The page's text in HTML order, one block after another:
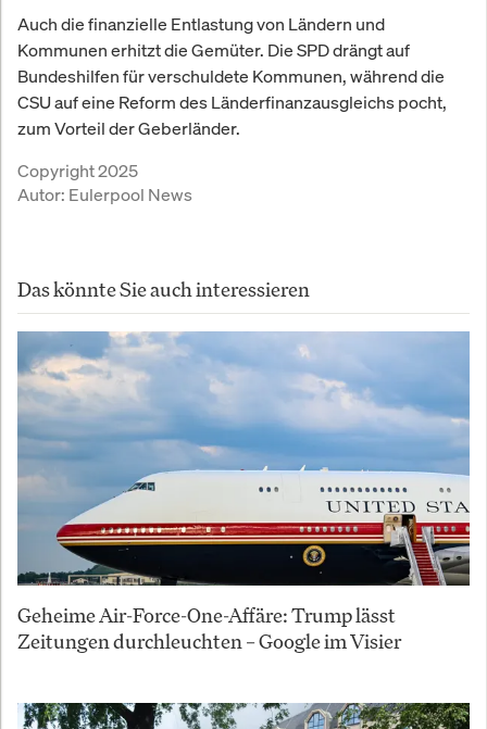
Auch die finanzielle Entlastung von Ländern und
Kommunen erhitzt die Gemüter. Die SPD drängt auf
Bundeshilfen für verschuldete Kommunen, während die
CSU auf eine Reform des Länderfinanzausgleichs pocht,
zum Vorteil der Geberländer.
Copyright 2025
Autor: Eulerpool News
Das könnte Sie auch interessieren
Geheime Air-Force-One-Affäre: Trump lässt
Zeitungen durchleuchten – Google im Visier